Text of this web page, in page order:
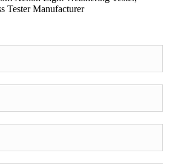
Tester Manufacturer